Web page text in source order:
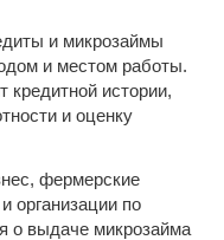
и микрозаймы
и местом работы.
истории,
и оценку
фермерские
организации по
о выдаче микрозайма